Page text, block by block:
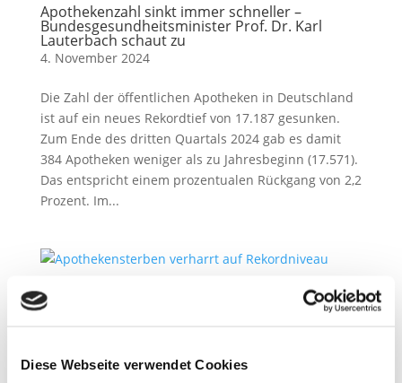
Diese Webseite verwendet Cookies
Apothekenzahl sinkt immer schneller –
Bundesgesundheitsminister Prof. Dr. Karl
Lauterbach schaut zu
4. November 2024
Die Zahl der öffentlichen Apotheken in Deutschland
ist auf ein neues Rekordtief von 17.187 gesunken.
Zum Ende des dritten Quartals 2024 gab es damit
384 Apotheken weniger als zu Jahresbeginn (17.571).
Das entspricht einem prozentualen Rückgang von 2,2
Prozent. Im...
Apothekensterben verharrt auf Rekordniveau
Die Zahl der Apothekenschließungen verharrt auch